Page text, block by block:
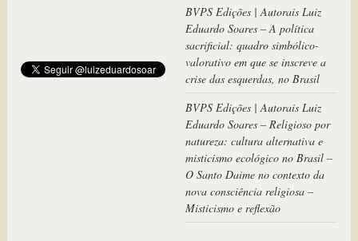
BVPS Edições | Autorais Luiz
Eduardo Soares – A política
sacrificial: quadro simbólico-
valorativo em que se inscreve a
crise das esquerdas, no Brasil
BVPS Edições | Autorais Luiz
Eduardo Soares – Religioso por
natureza: cultura alternativa e
misticismo ecológico no Brasil –
O Santo Daime no contexto da
nova consciência religiosa –
Misticismo e reflexão